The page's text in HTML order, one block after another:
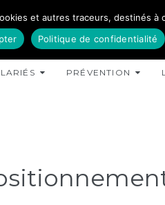
PRÉVENTION
et autres traceurs, destinés
Politique de confidentialité